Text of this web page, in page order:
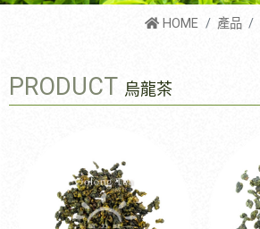
HOME 產品
PRODUCT 烏龍茶